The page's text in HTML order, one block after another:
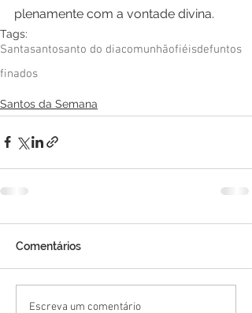
plenamente com a vontade divina.
Tags:
Santasantosanto do diacomunhãofiéisdefuntos
finados
Santos da Semana
Comentários
Escreva um comentário